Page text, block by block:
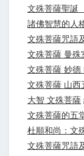
文殊菩薩聖誕
諸佛智慧的人
文殊菩薩咒語
文殊菩薩 曼殊
文殊菩薩 妙德
文殊菩薩 山西
大智 文殊菩薩
文殊菩薩的五
杜順和尚：文
文殊菩薩咒語